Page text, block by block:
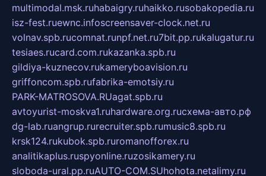
multimodal.msk.ruhabaigry.ruhaikko.rusobakopedia.ru
isz-fest.ruewnc.infoscreensaver-clock.net.ru
volnav.spb.rucomnat.runpf.net.ru7bit.pp.rukalugatur.ru
tesiaes.rucard.com.rukazanka.spb.ru
gildiya-kuznecov.rukameryboavision.ru
griffoncom.spb.rufabrika-emotsiy.ru
PARK-MATROSOVA.RUagat.spb.ru
avtoyurist-moskva1.ruhardware.org.ruсхема-авто.рф
dg-lab.ruangrup.rurecruiter.spb.rumusic8.spb.ru
krsk124.rukubok.spb.ruromanofforex.ru
analitikaplus.ruspyonline.ruzosikamery.ru
sloboda-ural.pp.ruAUTO-COM.SUhohota.netalimy.ru